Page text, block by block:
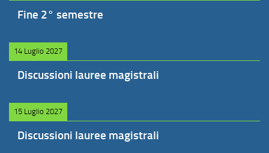
Fine 2° semestre
14 Luglio 2027
Discussioni lauree magistrali
15 Luglio 2027
Discussioni lauree magistrali